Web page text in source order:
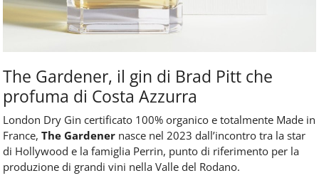
The Gardener, il gin di Brad Pitt che
profuma di Costa Azzurra
London Dry Gin certificato 100% organico e totalmente Made in
France, The Gardener nasce nel 2023 dall’incontro tra la star
di Hollywood e la famiglia Perrin, punto di riferimento per la
produzione di grandi vini nella Valle del Rodano.